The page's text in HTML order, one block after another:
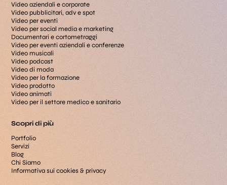
Video aziendali e corporate
Video pubblicitari, adv e spot
Video per eventi
Video per social media e marketing
Documentari e cortometraggi
Video per eventi aziendali e conferenze
Video musicali
Video podcast
Video di moda
Video per la formazione
Video prodotto
Video animati
Video per il settore medico e sanitario
Scopri di più
Portfolio
Servizi
Blog
Chi Siamo
Informativa sui cookies & privacy